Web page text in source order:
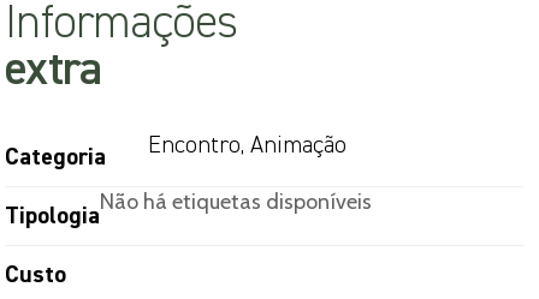
Informações
extra
Categoria Encontro, Animação
Tipologia
Não há etiquetas disponíveis
Custo